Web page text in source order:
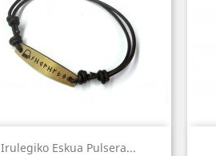
Irulegiko Eskua Pulsera...